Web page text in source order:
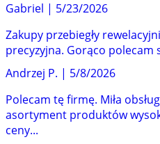
Gabriel | 5/23/2026
Zakupy przebiegły
precyzyjna. Gorąco polecam
Andrzej P. | 5/8/2026
Polecam tę firmę. Miła
asortyment produktów
ceny...